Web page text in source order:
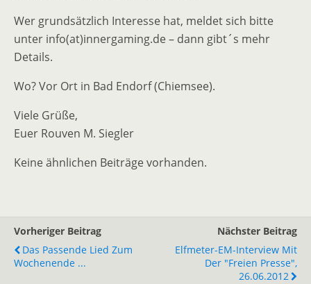
Wer grundsätzlich Interesse hat, meldet sich bitte
unter info(at)innergaming.de – dann gibt´s mehr
Details.
Wo? Vor Ort in Bad Endorf (Chiemsee).
Viele Grüße,
Euer Rouven M. Siegler
Keine ähnlichen Beiträge vorhanden.
Vorheriger Beitrag
Das Passende Lied Zum
Wochenende ...
Nächster Beitrag
Elfmeter-EM-Interview Mit
Der "Freien Presse",
26.06.2012